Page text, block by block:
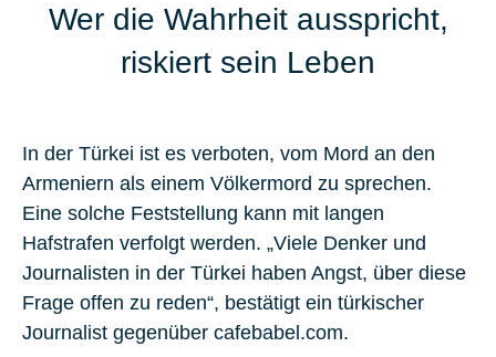
Wer die Wahrheit ausspricht,
riskiert sein Leben
In der Türkei ist es verboten, vom Mord an den
Armeniern als einem Völkermord zu sprechen.
Eine solche Feststellung kann mit langen
Hafstrafen verfolgt werden. „Viele Denker und
Journalisten in der Türkei haben Angst, über diese
Frage offen zu reden“, bestätigt ein türkischer
Journalist gegenüber cafebabel.com.